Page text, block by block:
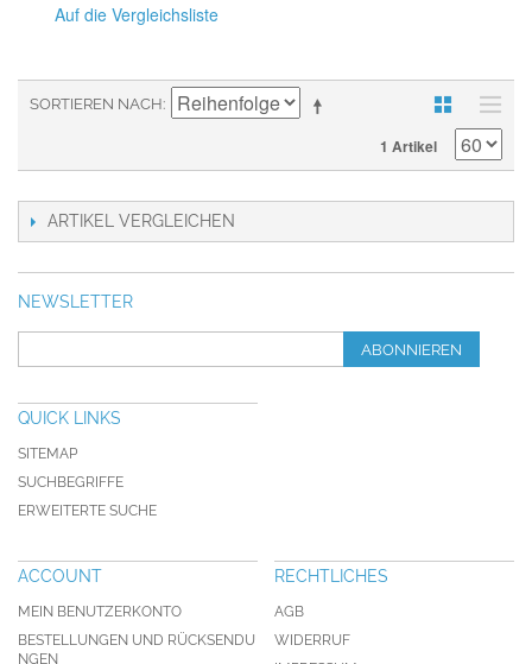
Auf die Vergleichsliste
SORTIEREN NACH
1 Artikel
ARTIKEL VERGLEICHEN
NEWSLETTER
ABONNIEREN
QUICK LINKS
SITEMAP
SUCHBEGRIFFE
ERWEITERTE SUCHE
ACCOUNT
MEIN BENUTZERKONTO
BESTELLUNGEN UND RÜCKSENDU
NGEN
RECHTLICHES
AGB
WIDERRUF